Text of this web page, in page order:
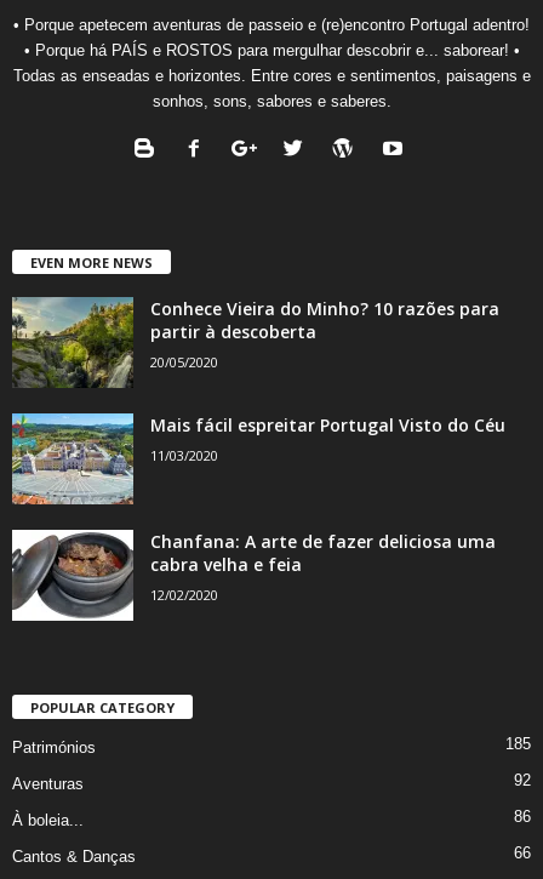
• Porque apetecem aventuras de passeio e (re)encontro Portugal adentro!
• Porque há PAÍS e ROSTOS para mergulhar descobrir e... saborear! •
Todas as enseadas e horizontes. Entre cores e sentimentos, paisagens e
sonhos, sons, sabores e saberes.
EVEN MORE NEWS
Conhece Vieira do Minho? 10 razões para
partir à descoberta
20/05/2020
Mais fácil espreitar Portugal Visto do Céu
11/03/2020
Chanfana: A arte de fazer deliciosa uma
cabra velha e feia
12/02/2020
POPULAR CATEGORY
Patrimónios 185
Aventuras 92
À boleia... 86
Cantos & Danças 66